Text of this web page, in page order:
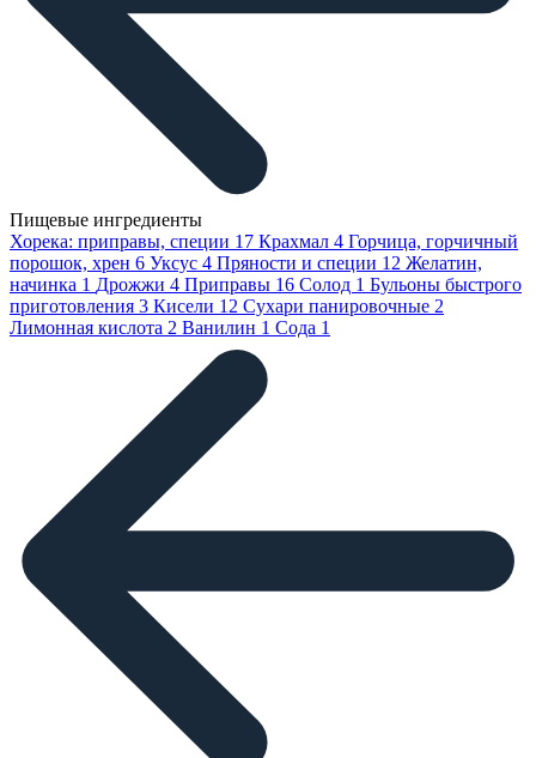
Пищевые ингредиенты
Хорека: приправы, специи 17 Крахмал 4 Горчица, горчичный
порошок, хрен 6 Уксус 4 Пряности и специи 12 Желатин,
начинка 1 Дрожжи 4 Приправы 16 Солод 1 Бульоны быстрого
приготовления 3 Кисели 12 Сухари панировочные 2
Лимонная кислота 2 Ванилин 1 Сода 1